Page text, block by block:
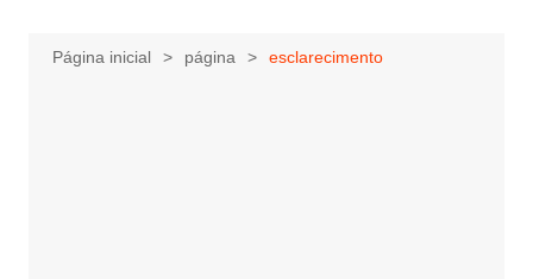
Página inicial página esclarecimento